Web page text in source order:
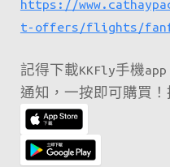
https://
t-offers/flights/
記得下載KKFly手機
通知，一按即可購買！